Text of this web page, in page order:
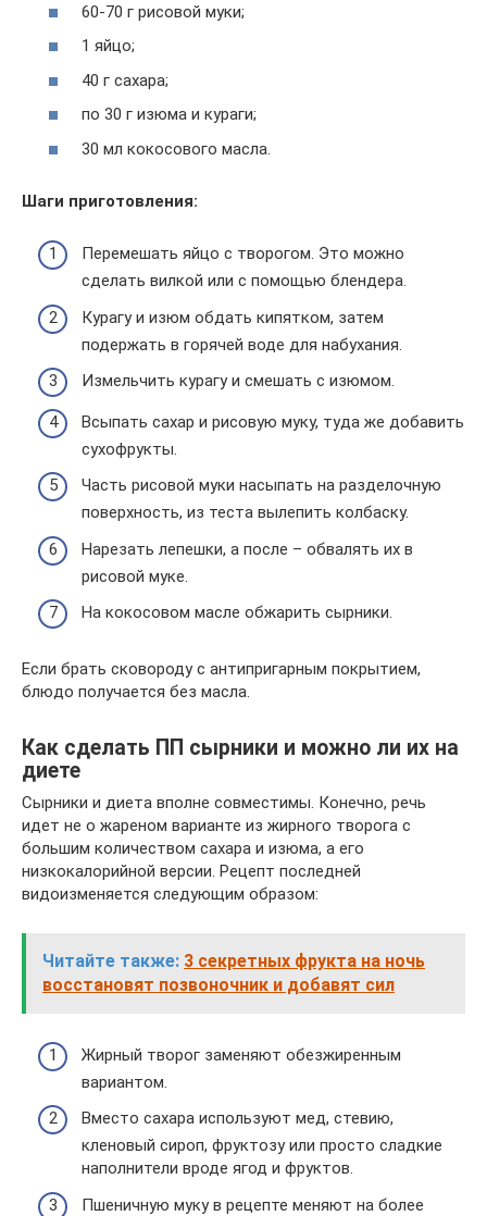
60-70 г рисовой муки;
1 яйцо;
40 г сахара;
по 30 г изюма и кураги;
30 мл кокосового масла.
Шаги приготовления:
Перемешать яйцо с творогом. Это можно
сделать вилкой или с помощью блендера.
Курагу и изюм обдать кипятком, затем
подержать в горячей воде для набухания.
Измельчить курагу и смешать с изюмом.
Всыпать сахар и рисовую муку, туда же добавить
сухофрукты.
Часть рисовой муки насыпать на разделочную
поверхность, из теста вылепить колбаску.
Нарезать лепешки, а после – обвалять их в
рисовой муке.
На кокосовом масле обжарить сырники.
Если брать сковороду с антипригарным покрытием,
блюдо получается без масла.
Как сделать ПП сырники и можно ли их на
диете
Сырники и диета вполне совместимы. Конечно, речь
идет не о жареном варианте из жирного творога с
большим количеством сахара и изюма, а его
низкокалорийной версии. Рецепт последней
видоизменяется следующим образом:
Читайте также: 3 секретных фрукта на ночь
восстановят позвоночник и добавят сил
Жирный творог заменяют обезжиренным
вариантом.
Вместо сахара используют мед, стевию,
кленовый сироп, фруктозу или просто сладкие
наполнители вроде ягод и фруктов.
Пшеничную муку в рецепте меняют на более